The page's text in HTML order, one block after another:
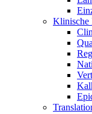
Klinische